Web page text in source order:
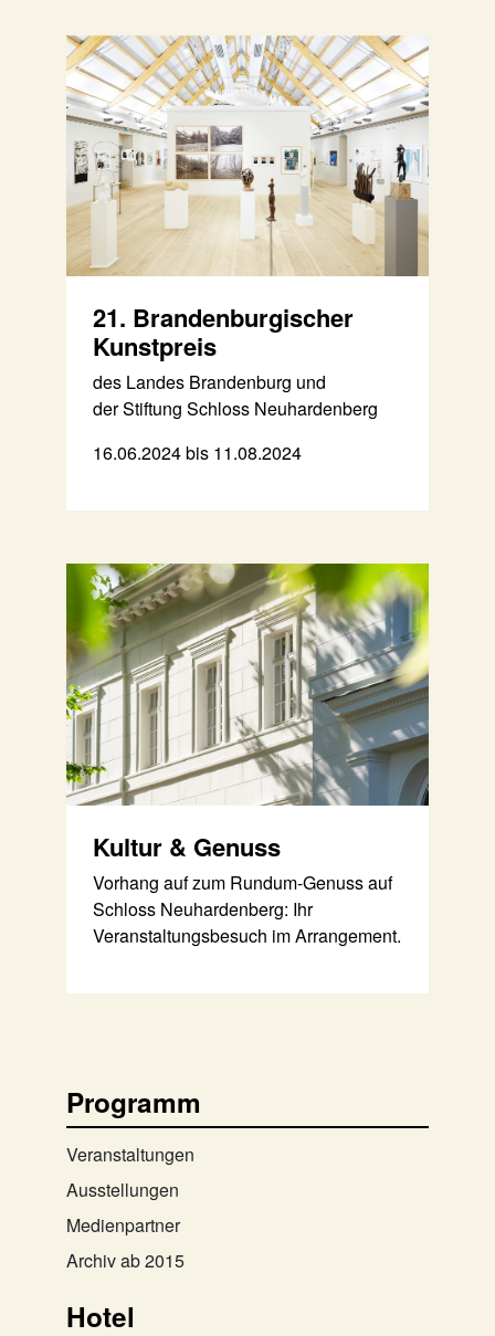
21. Brandenburgischer
Kunstpreis
des Landes Brandenburg und
der Stiftung Schloss Neuhardenberg
16.06.2024 bis 11.08.2024
Kultur & Genuss
Vorhang auf zum Rundum-Genuss auf
Schloss Neuhardenberg: Ihr
Veranstaltungsbesuch im Arrangement.
Programm
Veranstaltungen
Ausstellungen
Medienpartner
Archiv ab 2015
Hotel